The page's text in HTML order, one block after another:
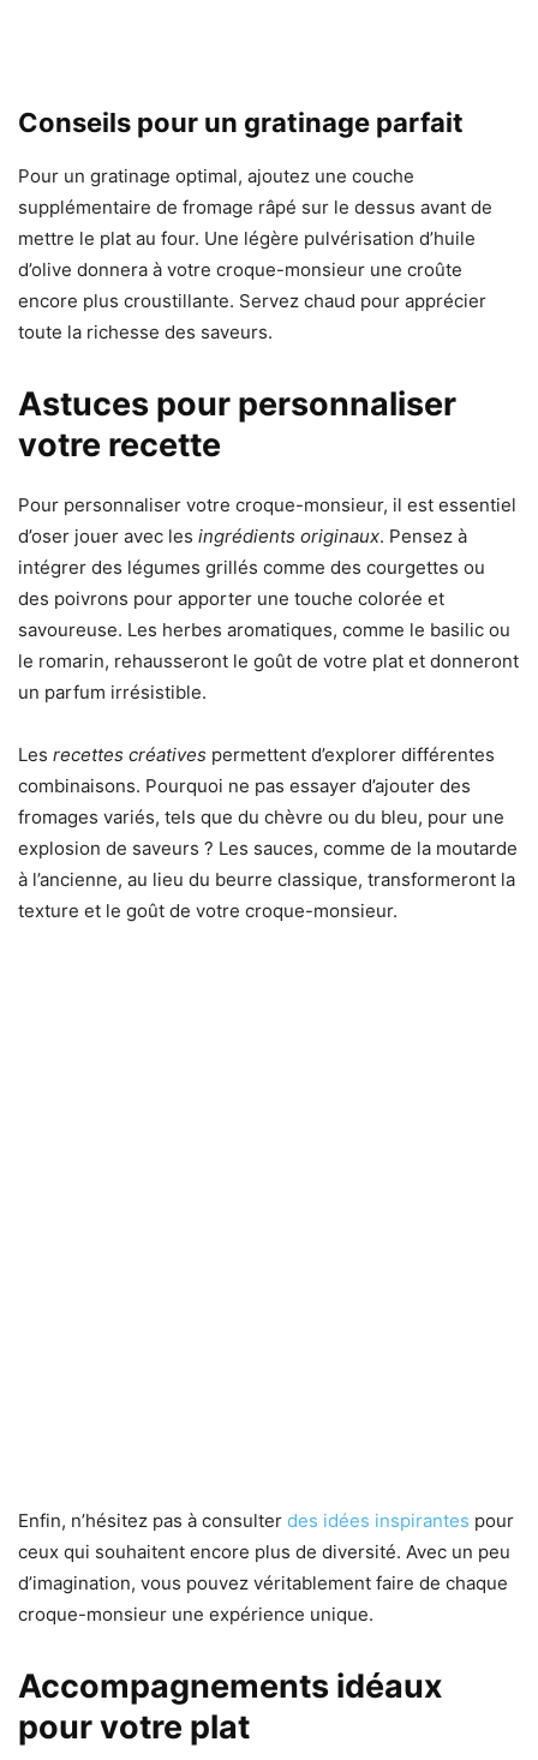
Conseils pour un gratinage parfait
Pour un gratinage optimal, ajoutez une couche
supplémentaire de fromage râpé sur le dessus avant de
mettre le plat au four. Une légère pulvérisation d’huile
d’olive donnera à votre croque-monsieur une croûte
encore plus croustillante. Servez chaud pour apprécier
toute la richesse des saveurs.
Astuces pour personnaliser
votre recette
Pour personnaliser votre croque-monsieur, il est essentiel
d’oser jouer avec les ingrédients originaux. Pensez à
intégrer des légumes grillés comme des courgettes ou
des poivrons pour apporter une touche colorée et
savoureuse. Les herbes aromatiques, comme le basilic ou
le romarin, rehausseront le goût de votre plat et donneront
un parfum irrésistible.
Les recettes créatives permettent d’explorer différentes
combinaisons. Pourquoi ne pas essayer d’ajouter des
fromages variés, tels que du chèvre ou du bleu, pour une
explosion de saveurs ? Les sauces, comme de la moutarde
à l’ancienne, au lieu du beurre classique, transformeront la
texture et le goût de votre croque-monsieur.
Enfin, n’hésitez pas à consulter des idées inspirantes pour
ceux qui souhaitent encore plus de diversité. Avec un peu
d’imagination, vous pouvez véritablement faire de chaque
croque-monsieur une expérience unique.
Accompagnements idéaux
pour votre plat